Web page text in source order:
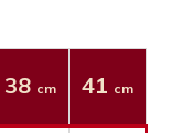
38 cm 41 cm